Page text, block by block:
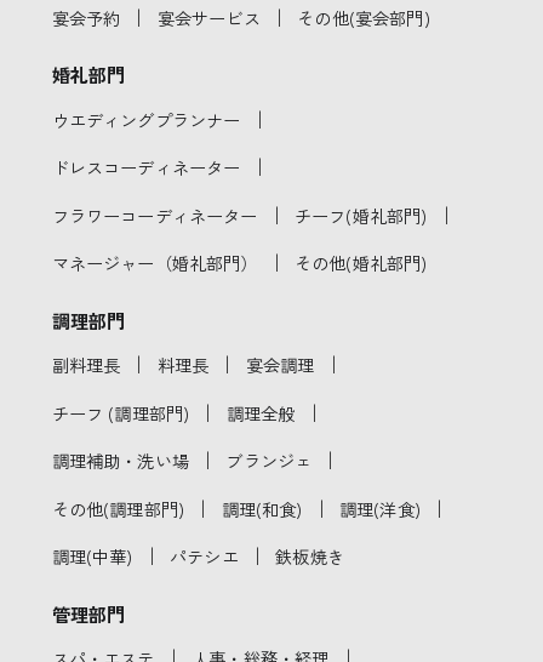
宴会予約 ｜ 宴会サービス ｜ その他(宴会部門)
婚礼部門
ウエディングプランナー ｜
ドレスコーディネーター ｜
フラワーコーディネーター ｜ チーフ(婚礼部門) ｜
マネージャー（婚礼部門） ｜ その他(婚礼部門)
調理部門
副料理長 ｜ 料理長 ｜ 宴会調理 ｜
チーフ (調理部門) ｜ 調理全般 ｜
調理補助・洗い場 ｜ ブランジェ ｜
その他(調理部門) ｜ 調理(和食) ｜ 調理(洋食) ｜
調理(中華) ｜ パテシエ ｜ 鉄板焼き
管理部門